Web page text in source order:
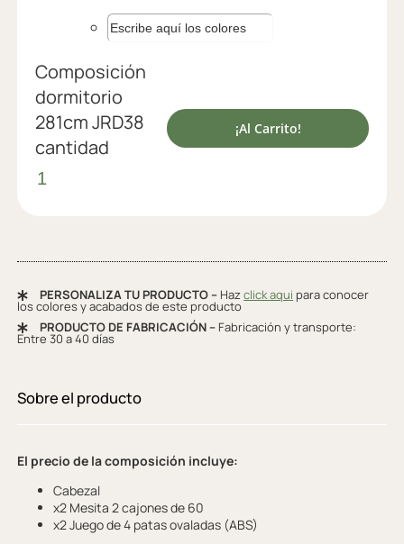
Composición
dormitorio
281cm JRD38
cantidad
¡Al Carrito!
PERSONALIZA TU PRODUCTO – Hazclick aqui para conocer
los colores y acabados de este producto
PRODUCTO DE FABRICACIÓN – Fabricación y transporte:
Entre 30 a 40 días
Sobre el producto
El precio de la composición incluye:
Cabezal
x2 Mesita 2 cajones de 60
x2 Juego de 4 patas ovaladas (ABS)